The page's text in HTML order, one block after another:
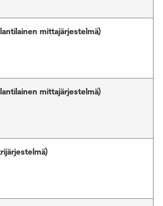
mittajärjestelmä)
mittajärjestelmä)